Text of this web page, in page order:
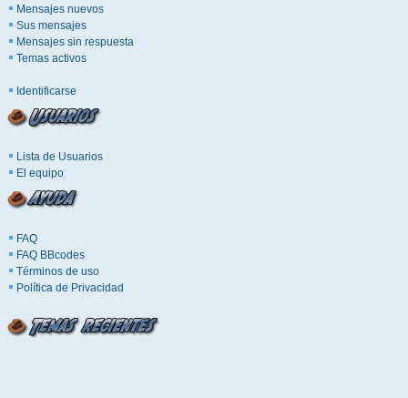
Mensajes nuevos
Sus mensajes
Mensajes sin respuesta
Temas activos
Identificarse
Lista de Usuarios
El equipo
FAQ
FAQ BBcodes
Términos de uso
Política de Privacidad